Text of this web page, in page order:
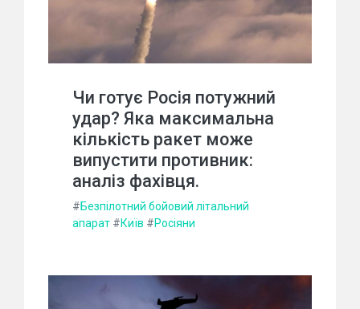
Чи готує Росія потужний
удар? Яка максимальна
кількість ракет може
випустити противник:
аналіз фахівця.
#Безпілотний бойовий літальний
апарат #Київ #Росіяни